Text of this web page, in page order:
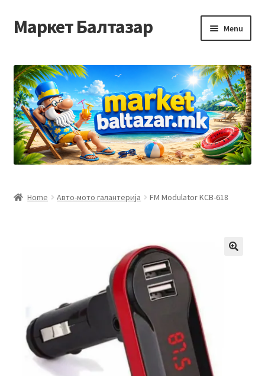
Skip
to
Skip
to
Маркет Балтазар Menu
Checkout
Homepage
Privacy Policy
Мој профил
Рекламации и замена на производ
Сите производи
Home Авто-мото галантерија FM Modulator KCB-618